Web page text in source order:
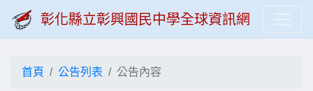
彰化縣立彰興國民中學全球資訊網
首頁 公告列表 公告內容